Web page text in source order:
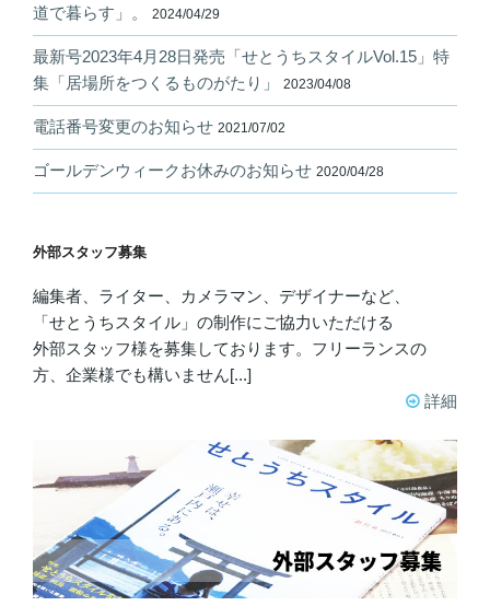
道で暮らす」。
2024/04/29
最新号2023年4月28日発売「せとうちスタイルVol.15」特
集「居場所をつくるものがたり」
2023/04/08
電話番号変更のお知らせ 2021/07/02
ゴールデンウィークお休みのお知らせ 2020/04/28
外部スタッフ募集
編集者、ライター、カメラマン、デザイナーなど、
「せとうちスタイル」の制作にご協力いただける
外部スタッフ様を募集しております。フリーランスの
方、企業様でも構いません[...]
詳細